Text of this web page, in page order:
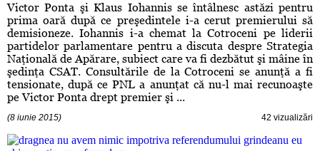
Victor Ponta şi Klaus Iohannis se întâlnesc astăzi pentru
prima oară după ce preşedintele i-a cerut premierului să
demisioneze. Iohannis i-a chemat la Cotroceni pe liderii
partidelor parlamentare pentru a discuta despre Strategia
Naţională de Apărare, subiect care va fi dezbătut şi mâine în
şedinţa CSAT. Consultările de la Cotroceni se anunţă a fi
tensionate, după ce PNL a anunţat că nu-l mai recunoaşte
pe Victor Ponta drept premier şi ...
(8 iunie 2015) 42 vizualizări